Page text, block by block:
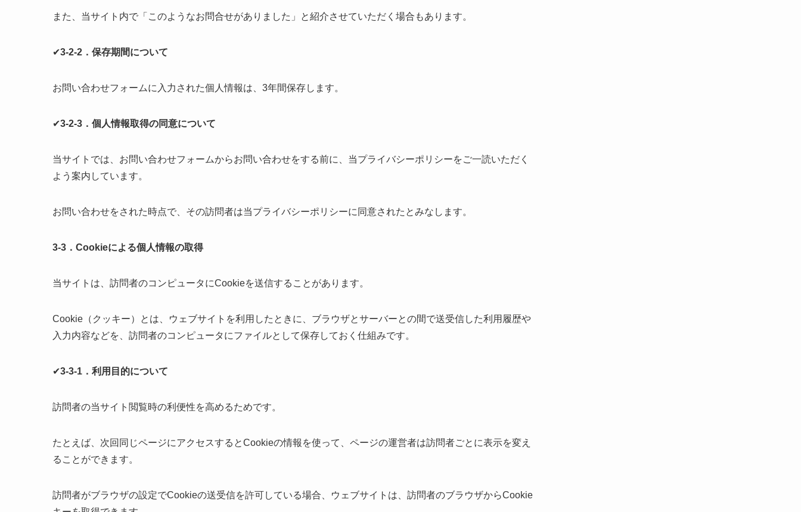
また、当サイト内で「このようなお問合せがありました」と紹介させていただく場合もあります。
✔3-2-2．保存期間について
お問い合わせフォームに入力された個人情報は、3年間保存します。
✔3-2-3．個人情報取得の同意について
当サイトでは、お問い合わせフォームからお問い合わせをする前に、当プライバシーポリシーをご一読いただく
よう案内しています。
お問い合わせをされた時点で、その訪問者は当プライバシーポリシーに同意されたとみなします。
3-3．Cookieによる個人情報の取得
当サイトは、訪問者のコンピュータにCookieを送信することがあります。
Cookie（クッキー）とは、ウェブサイトを利用したときに、ブラウザとサーバーとの間で送受信した利用履歴や
入力内容などを、訪問者のコンピュータにファイルとして保存しておく仕組みです。
✔3-3-1．利用目的について
訪問者の当サイト閲覧時の利便性を高めるためです。
たとえば、次回同じページにアクセスするとCookieの情報を使って、ページの運営者は訪問者ごとに表示を変え
ることができます。
訪問者がブラウザの設定でCookieの送受信を許可している場合、ウェブサイトは、訪問者のブラウザからCookie